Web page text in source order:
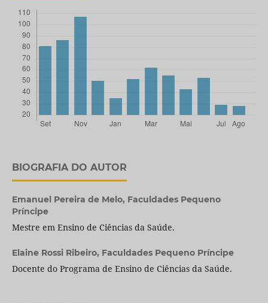
BIOGRAFIA DO AUTOR
Emanuel Pereira de Melo, Faculdades Pequeno
Príncipe
Mestre em Ensino de Ciências da Saúde.
Elaine Rossi Ribeiro, Faculdades Pequeno Príncipe
Docente do Programa de Ensino de Ciências da Saúde.